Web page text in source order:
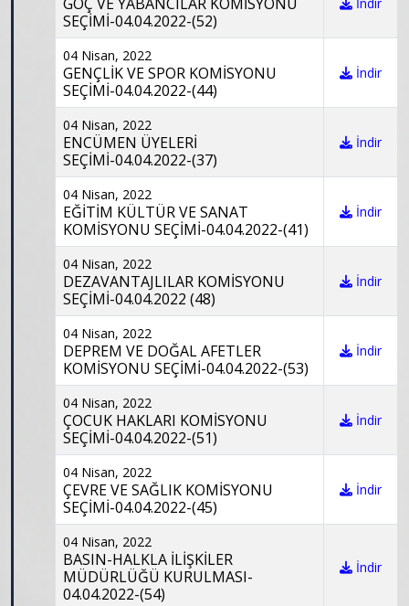
SEÇİMİ-04.04.2022-(52)
04 Nisan, 2022
GENÇLİK VE SPOR KOMİSYONU
SEÇİMİ-04.04.2022-(44)
İndir
04 Nisan, 2022
ENCÜMEN ÜYELERİ
SEÇİMİ-04.04.2022-(37)
İndir
04 Nisan, 2022
EĞİTİM KÜLTÜR VE SANAT
KOMİSYONU SEÇİMİ-04.04.2022-(41)
İndir
04 Nisan, 2022
DEZAVANTAJLILAR KOMİSYONU
SEÇİMİ-04.04.2022 (48)
İndir
04 Nisan, 2022
DEPREM VE DOĞAL AFETLER
KOMİSYONU SEÇİMİ-04.04.2022-(53)
İndir
04 Nisan, 2022
ÇOCUK HAKLARI KOMİSYONU
SEÇİMİ-04.04.2022-(51)
İndir
04 Nisan, 2022
ÇEVRE VE SAĞLIK KOMİSYONU
SEÇİMİ-04.04.2022-(45)
İndir
04 Nisan, 2022
BASIN-HALKLA İLİŞKİLER
MÜDÜRLÜĞÜ KURULMASI-
04.04.2022-(54)
İndir